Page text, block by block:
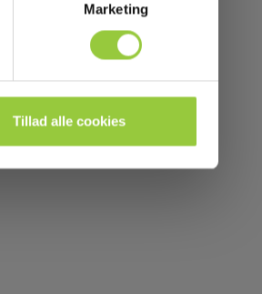
Marketing
Tillad alle cookies